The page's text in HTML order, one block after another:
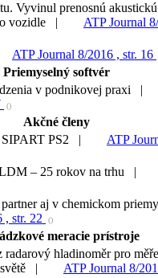
Vyvinul prenosnú
vozidle |
ATP Journal
ATP Journal 8/2016 , str. 16
Priemyselný softvér
v podnikovej praxi |
()
Akčné členy
SIPART PS2 |
ATP
LDM – 25 rokov na trhu |
aj v chemickom
, str. 22
()
meracie prístroje
hladinoměr pro
světě |
ATP Journal 8/